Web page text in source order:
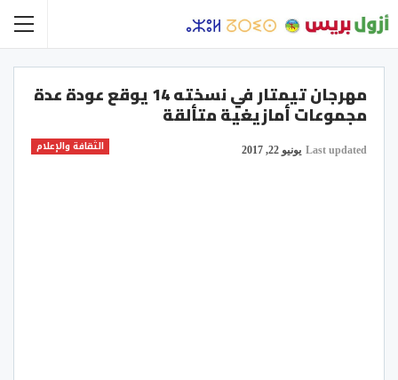
مهرجان تيمتار في نسخته 14 يوقع عودة عدة
مجموعات أمازيغية متألقة
الثقافة والإعلام Last updated يونيو 22, 2017